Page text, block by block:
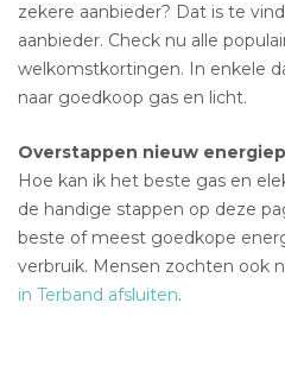
zekere aanbieder? Dat is te
aanbieder. Check nu alle
welkomstkortingen. In enkele
naar goedkoop gas en licht.
Overstappen nieuw
Hoe kan ik het beste gas en
de handige stappen op deze
beste of meest goedkope
verbruik. Mensen zochten ook
in Terband afsluiten.